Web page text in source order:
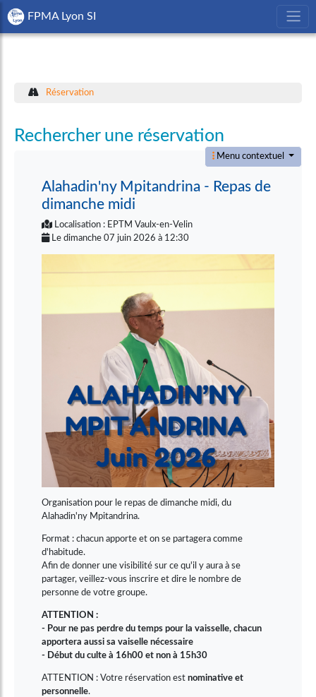
FPMA Lyon SI
Réservation
Rechercher une réservation
Menu contextuel
Alahadin'ny Mpitandrina - Repas de
dimanche midi
Localisation : EPTM Vaulx-en-Velin
Le dimanche 07 juin 2026 à 12:30
Organisation pour le repas de dimanche midi, du
Alahadin'ny Mpitandrina.
Format : chacun apporte et on se partagera comme
d'habitude.
Afin de donner une visibilité sur ce qu'il y aura à se
partager, veillez-vous inscrire et dire le nombre de
personne de votre groupe.
ATTENTION :
- Pour ne pas perdre du temps pour la vaisselle, chacun
apportera aussi sa vaiselle nécessaire
- Début du culte à 16h00 et non à 15h30
ATTENTION : Votre réservation est nominative et
personnelle.